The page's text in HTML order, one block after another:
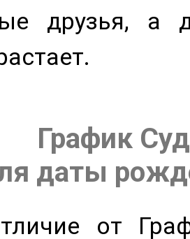
друзья, а
График
даты
от